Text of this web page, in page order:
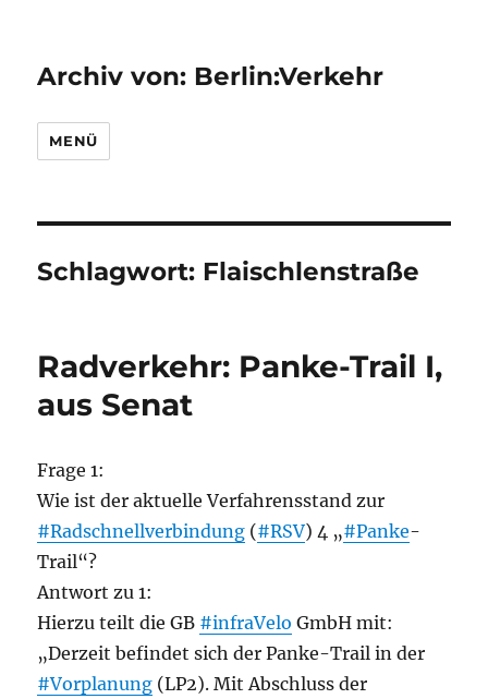
Archiv von: Berlin:Verkehr
MENÜ
Schlagwort: Flaischlenstraße
Radverkehr: Panke-Trail I,
aus Senat
Frage 1:
Wie ist der aktuelle Verfahrensstand zur
#Radschnellverbindung (#RSV) 4 „#Panke-
Trail“?
Antwort zu 1:
Hierzu teilt die GB #infraVelo GmbH mit:
„Derzeit befindet sich der Panke-Trail in der
#Vorplanung (LP2). Mit Abschluss der